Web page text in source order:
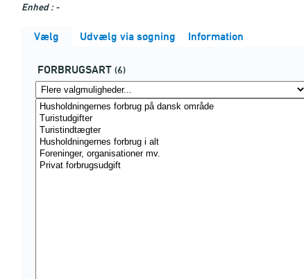
Enhed : -
Vælg Udvælg via søgning Information
FORBRUGSART (6)